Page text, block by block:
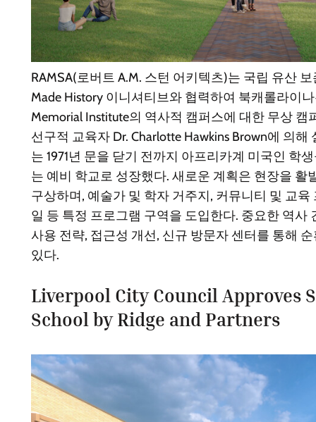
RAMSA(로버트 A.M. 스턴 어키텍츠)는 국립 유산
Made History 이니셔티브와 협력하여 북캐롤라이
Memorial Institute의 역사적 캠퍼스에 대한 무상 캠
선구적 교육자 Dr. Charlotte Hawkins Brown에 의
는 1971년 문을 닫기 전까지 아프리카계 미국인 학
는 예비 학교로 성장했다. 새로운 계획은 현장을 활
구상하며, 예술가 및 학자 거주지, 커뮤니티 및 교
일 등 특정 프로그램 구역을 도입한다. 중요한 역사
사용 전략, 접근성 개선, 신규 방문자 센터를 통해
있다.
Liverpool City Council Approves
School by Ridge and Partners